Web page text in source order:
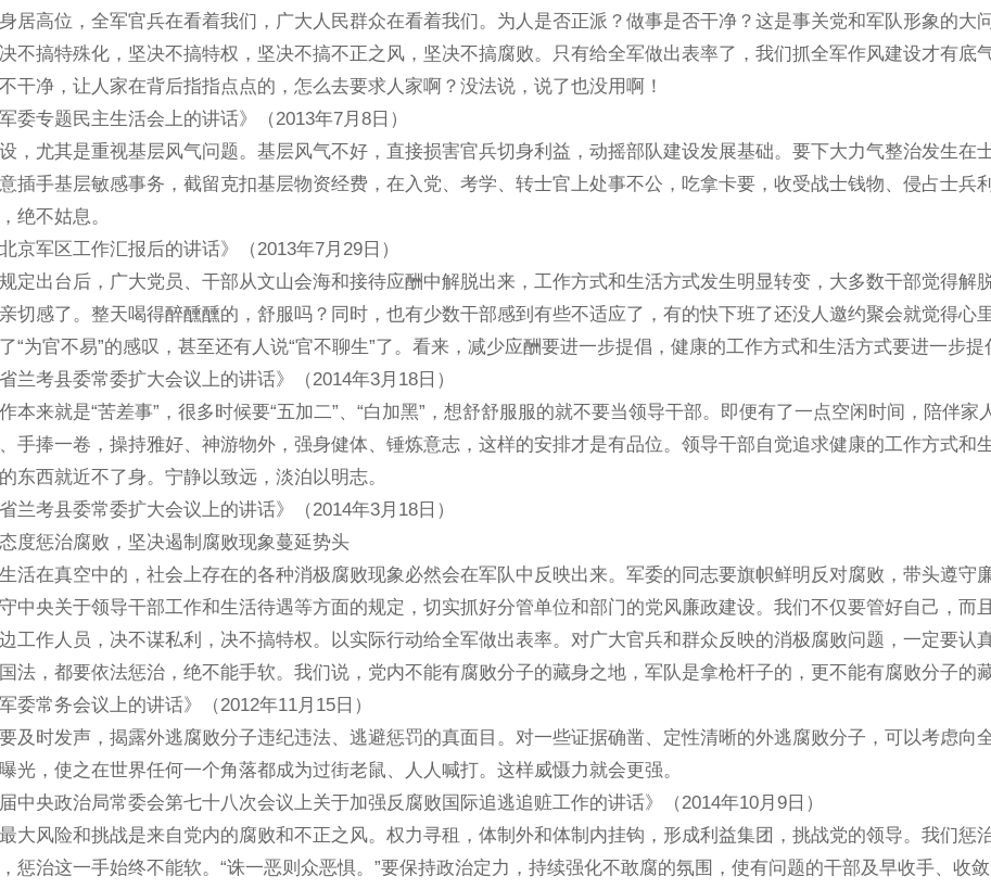
高位，全军官兵在看着我们，广大人民群众在看着我们。为人是否正派？做事是否干净？这是事关党和军队形象的大
不搞特殊化，坚决不搞特权，坚决不搞不正之风，坚决不搞腐败。只有给全军做出表率了，我们抓全军作风建设才有底
干净，让人家在背后指指点点的，怎么去要求人家啊？没法说，说了也没用啊！
专题民主生活会上的讲话》（2013年7月8日）
尤其是重视基层风气问题。基层风气不好，直接损害官兵切身利益，动摇部队建设发展基础。要下大力气整治发生在
插手基层敏感事务，截留克扣基层物资经费，在入党、考学、转士官上处事不公，吃拿卡要，收受战士钱物、侵占士兵
绝不姑息。
军区工作汇报后的讲话》（2013年7月29日）
出台后，广大党员、干部从文山会海和接待应酬中解脱出来，工作方式和生活方式发生明显转变，大多数干部觉得解
切感了。整天喝得醉醺醺的，舒服吗？同时，也有少数干部感到有些不适应了，有的快下班了还没人邀约聚会就觉得心
“为官不易”的感叹，甚至还有人说“官不聊生”了。看来，减少应酬要进一步提倡，健康的工作方式和生活方式要进一步提
考县委常委扩大会议上的讲话》（2014年3月18日）
来就是“苦差事”，很多时候要“五加二”、“白加黑”，想舒舒服服的就不要当领导干部。即便有了一点空闲时间，陪伴家
手捧一卷，操持雅好、神游物外，强身健体、锤炼意志，这样的安排才是有品位。领导干部自觉追求健康的工作方式和
东西就近不了身。宁静以致远，淡泊以明志。
考县委常委扩大会议上的讲话》（2014年3月18日）
度惩治腐败，坚决遏制腐败现象蔓延势头
在真空中的，社会上存在的各种消极腐败现象必然会在军队中反映出来。军委的同志要旗帜鲜明反对腐败，带头遵守
中央关于领导干部工作和生活待遇等方面的规定，切实抓好分管单位和部门的党风廉政建设。我们不仅要管好自己，而
工作人员，决不谋私利，决不搞特权。以实际行动给全军做出表率。对广大官兵和群众反映的消极腐败问题，一定要认
法，都要依法惩治，绝不能手软。我们说，党内不能有腐败分子的藏身之地，军队是拿枪杆子的，更不能有腐败分子的
常务会议上的讲话》（2012年11月15日）
时发声，揭露外逃腐败分子违纪违法、逃避惩罚的真面目。对一些证据确凿、定性清晰的外逃腐败分子，可以考虑向
光，使之在世界任何一个角落都成为过街老鼠、人人喊打。这样威慑力就会更强。
央政治局常委会第七十八次会议上关于加强反腐败国际追逃追赃工作的讲话》（2014年10月9日）
风险和挑战是来自党内的腐败和不正之风。权力寻租，体制外和体制内挂钩，形成利益集团，挑战党的领导。我们惩
惩治这一手始终不能软。“诛一恶则众恶惧。”要保持政治定力，持续强化不敢腐的氛围，使有问题的干部及早收手、收